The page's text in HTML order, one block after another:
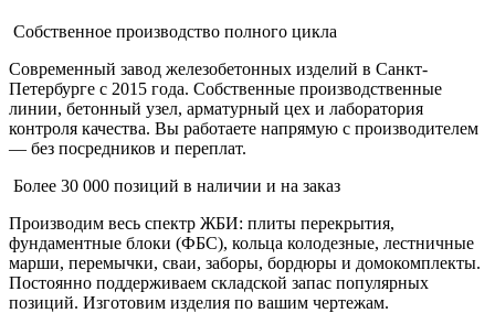
Собственное производство полного цикла
Современный завод железобетонных изделий в Санкт-
Петербурге с 2015 года. Собственные производственные
линии, бетонный узел, арматурный цех и лаборатория
контроля качества. Вы работаете напрямую с производителем
— без посредников и переплат.
Более 30 000 позиций в наличии и на заказ
Производим весь спектр ЖБИ: плиты перекрытия,
фундаментные блоки (ФБС), кольца колодезные, лестничные
марши, перемычки, сваи, заборы, бордюры и домокомплекты.
Постоянно поддерживаем складской запас популярных
позиций. Изготовим изделия по вашим чертежам.